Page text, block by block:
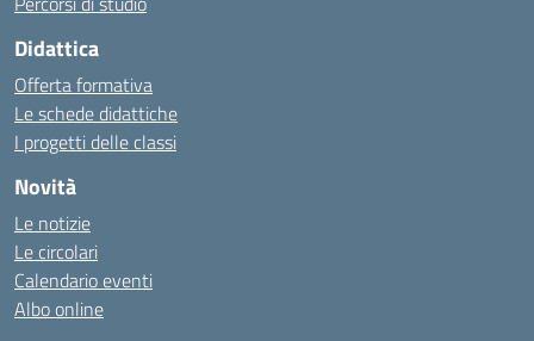
Didattica
Offerta formativa
Le schede didattiche
I progetti delle classi
Novità
Le notizie
Le circolari
Calendario eventi
Albo online